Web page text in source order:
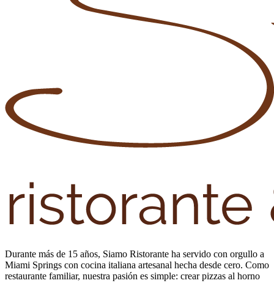
Durante más de 15 años, Siamo Ristorante ha servido con orgullo a
Miami Springs con cocina italiana artesanal hecha desde cero. Como
restaurante familiar, nuestra pasión es simple: crear pizzas al horno